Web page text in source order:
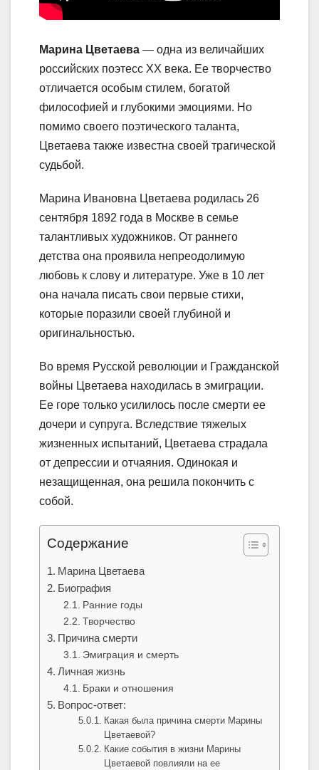
Марина Цветаева — одна из величайших
российских поэтесс XX века. Ее творчество
отличается особым стилем, богатой
философией и глубокими эмоциями. Но
помимо своего поэтического таланта,
Цветаева также известна своей трагической
судьбой.
Марина Ивановна Цветаева родилась 26
сентября 1892 года в Москве в семье
талантливых художников. От раннего
детства она проявила непреодолимую
любовь к слову и литературе. Уже в 10 лет
она начала писать свои первые стихи,
которые поразили своей глубиной и
оригинальностью.
Во время Русской революции и Гражданской
войны Цветаева находилась в эмиграции.
Ее горе только усилилось после смерти ее
дочери и супруга. Вследствие тяжелых
жизненных испытаний, Цветаева страдала
от депрессии и отчаяния. Одинокая и
незащищенная, она решила покончить с
собой.
Содержание
Марина Цветаева
Биография
Ранние годы
Творчество
Причина смерти
Эмиграция и смерть
Личная жизнь
Браки и отношения
Вопрос-ответ:
Какая была причина смерти Марины
Цветаевой?
Какие события в жизни Марины
Цветаевой повлияли на ее